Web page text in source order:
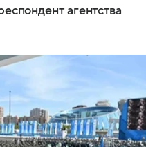
агентства